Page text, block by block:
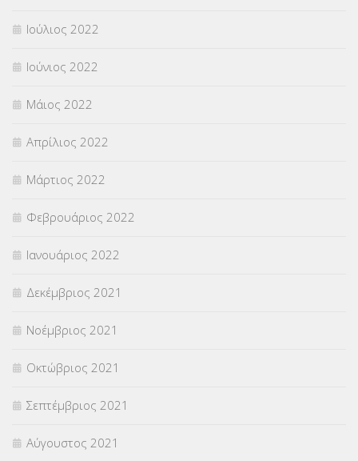
Ιούλιος 2022
Ιούνιος 2022
Μάιος 2022
Απρίλιος 2022
Μάρτιος 2022
Φεβρουάριος 2022
Ιανουάριος 2022
Δεκέμβριος 2021
Νοέμβριος 2021
Οκτώβριος 2021
Σεπτέμβριος 2021
Αύγουστος 2021